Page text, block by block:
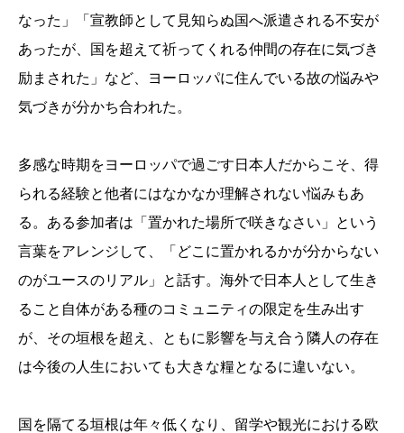
なった」「宣教師として見知らぬ国へ派遣される不安が
あったが、国を超えて祈ってくれる仲間の存在に気づき
励まされた」など、ヨーロッパに住んでいる故の悩みや
気づきが分かち合われた。
多感な時期をヨーロッパで過ごす日本人だからこそ、得
られる経験と他者にはなかなか理解されない悩みもあ
る。ある参加者は「置かれた場所で咲きなさい」という
言葉をアレンジして、「どこに置かれるかが分からない
のがユースのリアル」と話す。海外で日本人として生き
ること自体がある種のコミュニティの限定を生み出す
が、その垣根を超え、ともに影響を与え合う隣人の存在
は今後の人生においても大きな糧となるに違いない。
国を隔てる垣根は年々低くなり、留学や観光における欧